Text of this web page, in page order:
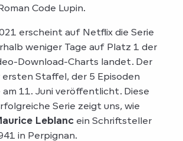
Code Lupin.
erscheint auf Netflix die Serie
weniger Tage auf Platz 1 der
Download-Charts landet. Der
Staffel, der 5 Episoden
11. Juni veröffentlicht. Diese
Serie zeigt uns, wie
Leblanc ein Schriftsteller
in Perpignan.